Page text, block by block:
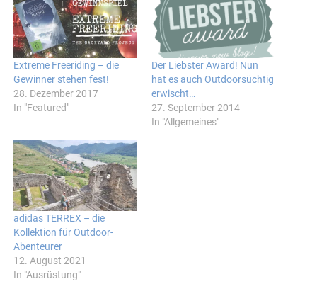
Extreme Freeriding – die
Gewinner stehen fest!
28. Dezember 2017
In "Featured"
Der Liebster Award! Nun
hat es auch Outdoorsüchtig
erwischt…
27. September 2014
In "Allgemeines"
adidas TERREX – die
Kollektion für Outdoor-
Abenteurer
12. August 2021
In "Ausrüstung"